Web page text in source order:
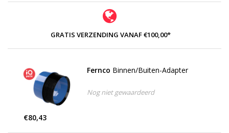
GRATIS VERZENDING VANAF €100,00*
Fernco Binnen/Buiten-Adapter
Nog niet gewaardeerd
€80,43